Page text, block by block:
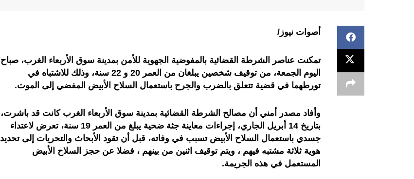
أصوات نيوز/
تمكنت عناصر الشرطة القضائية بالمفوضية الجهوية للأمن بمدينة سوق الأربعاء الغرب، صباح
اليوم الجمعة، من توقيف شخصين يبلغان من العمر 20 و 22 سنة، وذلك للاشتباه في
تورطهما في قضية تتعلق بالضرب والجرح باستعمال السلاح الأبيض المفضي إلى الموت.
وأفاد مصدر أمني أن مصالح الشرطة القضائية بمدينة سوق الأربعاء الغرب كانت قد باشرت،
بتاريخ 14 أبريل الجاري، إجراءات معاينة جثة ضحية يبلغ من العمر 19 سنة، تعرض لاعتداء
جسدي باستعمال السلاح الأبيض تسبب في وفاته، قبل أن تقود الأبحاث والتحريات إلى تحديد
هوية ثلاثة مشتبه فيهم ، ويتم توقيف اثنين من بينهم ، فضلا عن حجز السلاح الأبيض
المستعمل في هذه الجريمة.